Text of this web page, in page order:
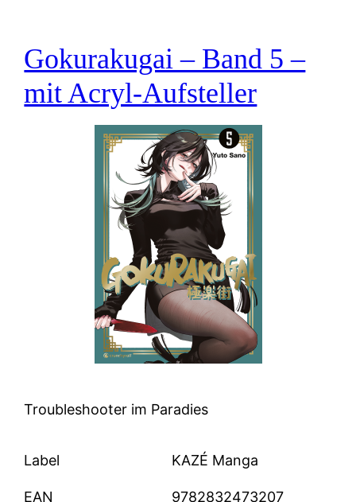
Gokurakugai – Band 5 –
mit Acryl-Aufsteller
Troubleshooter im Paradies
Label KAZÉ Manga
EAN 9782832473207